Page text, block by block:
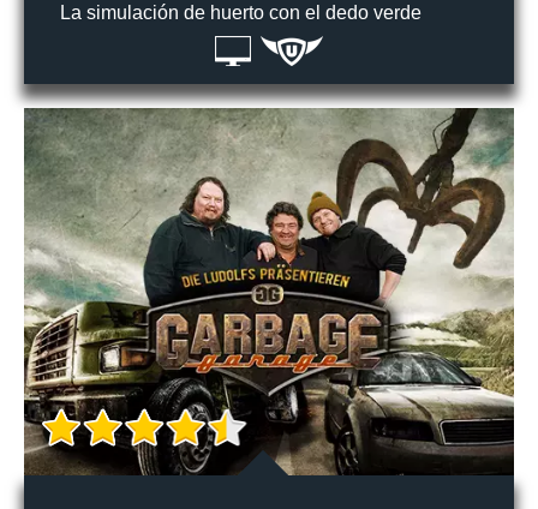
La simulación de huerto con el dedo verde